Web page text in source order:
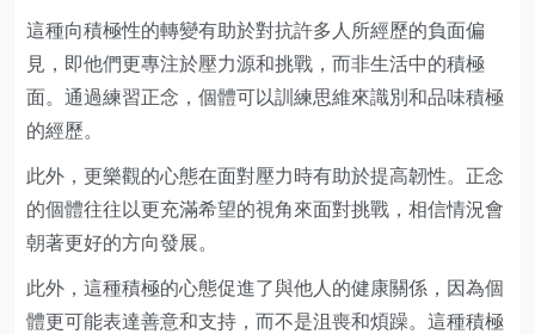
這種向積極性的轉變有助於對抗許多人所經歷的負面偏
見，即他們更專注於壓力源和挑戰，而非生活中的積極
面。通過練習正念，個體可以訓練思維來識別和品味積極
的經歷。
此外，更樂觀的心態在面對壓力時有助於提高韌性。正念
的個體往往以更充滿希望的視角來面對挑戰，相信情況會
朝著更好的方向發展。
此外，這種積極的心態促進了與他人的健康關係，因為個
體更可能表達善意和支持，而不是沮喪和煩躁。這種積極